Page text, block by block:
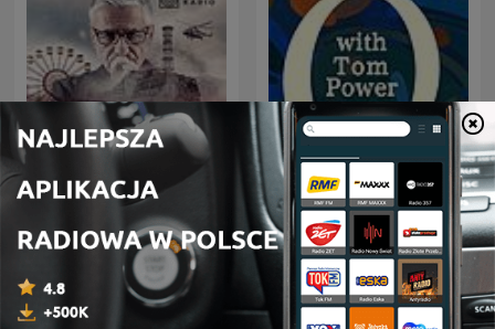
Czarnobyl. Prawdziwa
historia
Q with Tom Power